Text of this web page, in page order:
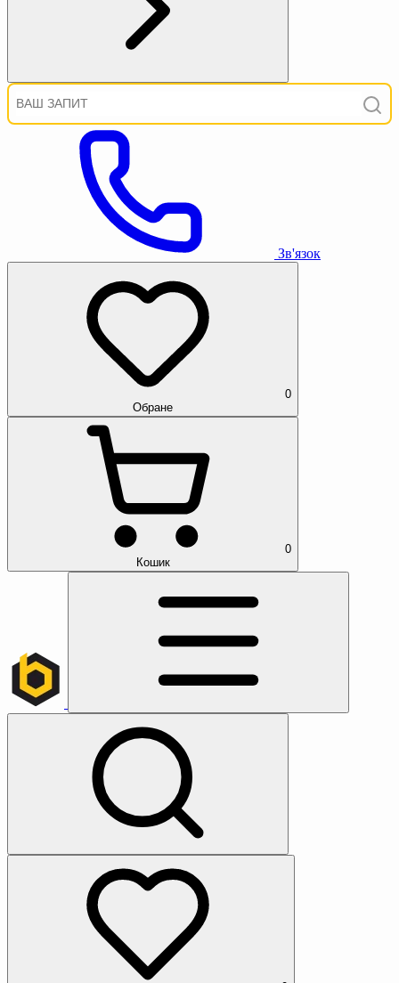
Зв'язок
0
Обране
0
Кошик